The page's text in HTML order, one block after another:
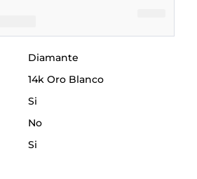
Diamante
14k Oro Blanco
Si
No
Si